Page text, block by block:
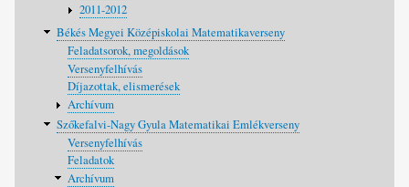
2011-2012
Békés Megyei Középiskolai Matematikaverseny
Feladatsorok, megoldások
Versenyfelhívás
Díjazottak, elismerések
Archívum
Szőkefalvi-Nagy Gyula Matematikai Emlékverseny
Versenyfelhívás
Feladatok
Archívum